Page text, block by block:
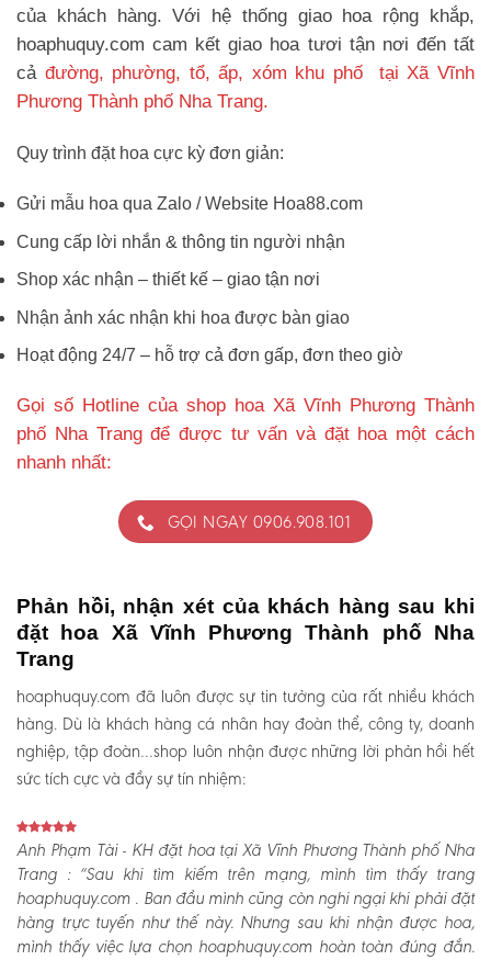
của khách hàng. Với hệ thống giao hoa rộng khắp,
hoaphuquy.com cam kết giao hoa tươi tận nơi đến tất
cả đường, phường, tổ, ấp, xóm khu phố tại Xã Vĩnh
Phương Thành phố Nha Trang.
Quy trình đặt hoa cực kỳ đơn giản:
Gửi mẫu hoa qua Zalo / Website Hoa88.com
Cung cấp lời nhắn & thông tin người nhận
Shop xác nhận – thiết kế – giao tận nơi
Nhận ảnh xác nhận khi hoa được bàn giao
Hoạt động 24/7 – hỗ trợ cả đơn gấp, đơn theo giờ
Gọi số Hotline của shop hoa Xã Vĩnh Phương Thành
phố Nha Trang để được tư vấn và đặt hoa một cách
nhanh nhất:
GỌI NGAY 0906.908.101
Phản hồi, nhận xét của khách hàng sau khi
đặt hoa Xã Vĩnh Phương Thành phố Nha
Trang
hoaphuquy.com đã luôn được sự tin tưởng của rất nhiều khách
hàng. Dù là khách hàng cá nhân hay đoàn thể, công ty, doanh
nghiệp, tập đoàn…shop luôn nhận được những lời phản hồi hết
sức tích cực và đầy sự tín nhiệm:
Anh Phạm Tài - KH đặt hoa tại Xã Vĩnh Phương Thành phố Nha
Trang :“Sau khi tìm kiếm trên mạng, mình tìm thấy trang
hoaphuquy.com . Ban đầu mình cũng còn nghi ngại khi phải đặt
hàng trực tuyến như thế này. Nhưng sau khi nhận được hoa,
mình thấy việc lựa chọn hoaphuquy.com hoàn toàn đúng đắn.